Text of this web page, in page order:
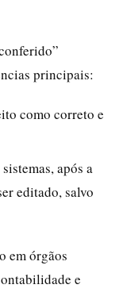
principais:
como correto e
após a
editado, salvo
em órgãos
e